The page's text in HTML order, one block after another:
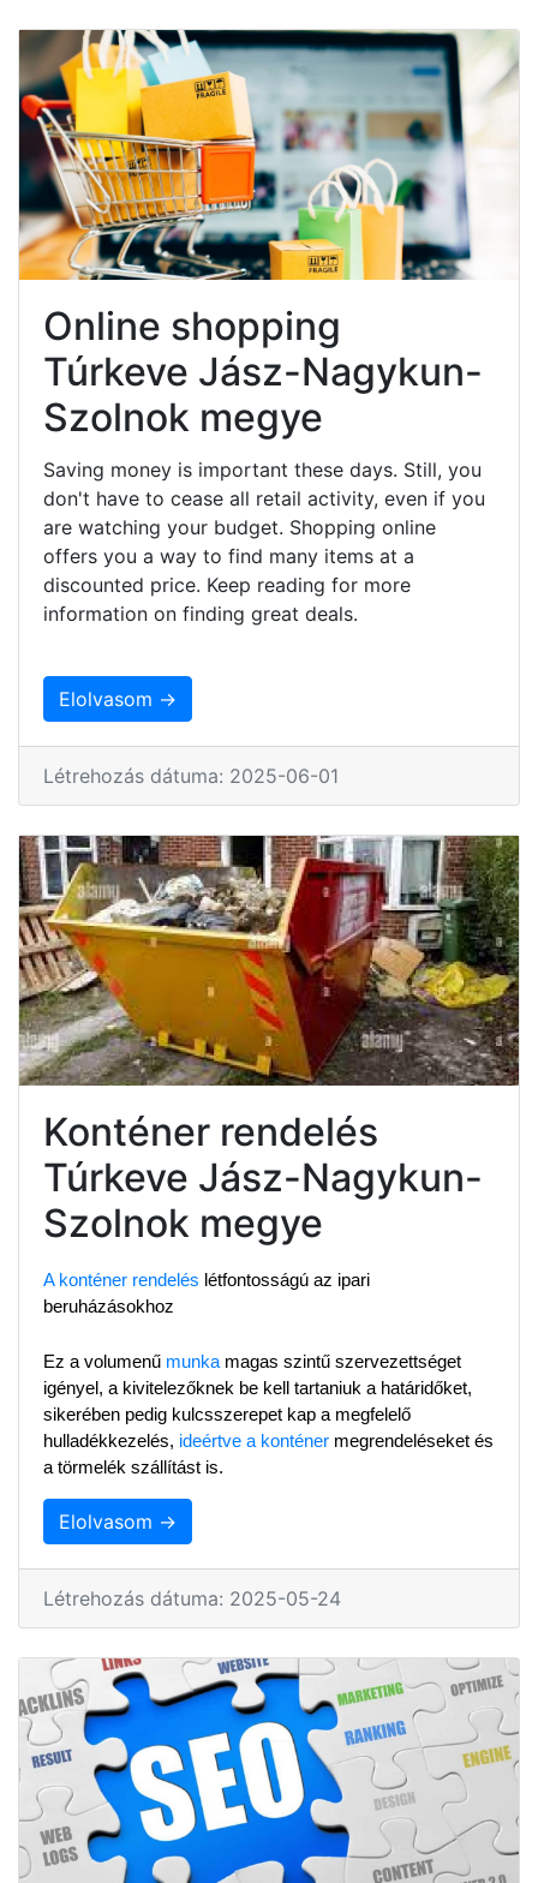
Online shopping
Túrkeve Jász-Nagykun-
Szolnok megye
Saving money is important these days. Still, you
don't have to cease all retail activity, even if you
are watching your budget. Shopping online
offers you a way to find many items at a
discounted price. Keep reading for more
information on finding great deals.
Elolvasom →
Létrehozás dátuma: 2025-06-01
Konténer rendelés
Túrkeve Jász-Nagykun-
Szolnok megye
A konténer rendelés létfontosságú az ipari
beruházásokhoz
Ez a volumenű munka magas szintű szervezettséget
igényel, a kivitelezőknek be kell tartaniuk a határidőket,
sikerében pedig kulcsszerepet kap a megfelelő
hulladékkezelés, ideértve a konténer megrendeléseket és
a törmelék szállítást is.
Elolvasom →
Létrehozás dátuma: 2025-05-24